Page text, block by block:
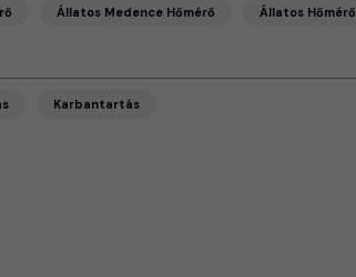
Állatos Medence Hőmérő Állatos Hőmérő
Karbantartás